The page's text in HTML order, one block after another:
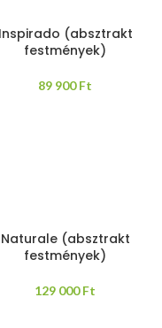
Inspirado (absztrakt
festmények)
89 900Ft
Naturale (absztrakt
festmények)
129 000Ft